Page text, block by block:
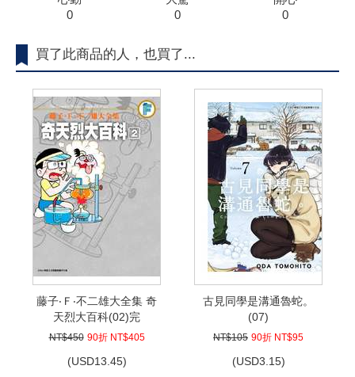
0
0
0
買了此商品的人，也買了...
藤子‧Ｆ‧不二雄大全集 奇
天烈大百科(02)完
NT$450 90折 NT$405
(USD13.45)
古見同學是溝通魯蛇。
(07)
NT$105 90折 NT$95
(USD3.15)